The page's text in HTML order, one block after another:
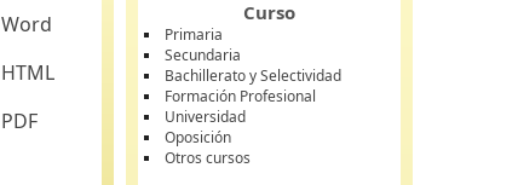
Word
HTML
PDF
Curso
Primaria
Secundaria
Bachillerato y Selectividad
Formación Profesional
Universidad
Oposición
Otros cursos